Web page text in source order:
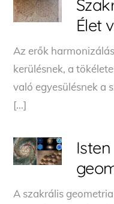
Élet
Az erők
kerülésnek, a
való egyesülésnek a
[…]
A szakrális